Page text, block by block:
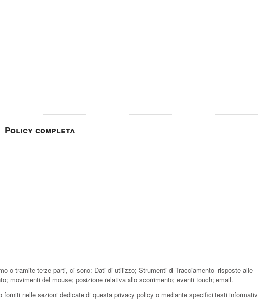
Policy completa
o tramite terze parti, ci sono: Dati di utilizzo; Strumenti di Tracciamento; risposte alle
movimenti del mouse; posizione relativa allo scorrimento; eventi touch; email.
nelle sezioni dedicate di questa privacy policy o mediante specifici testi informativi